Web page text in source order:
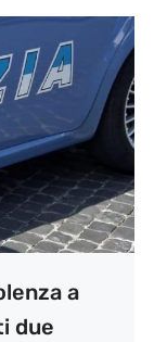
a
due